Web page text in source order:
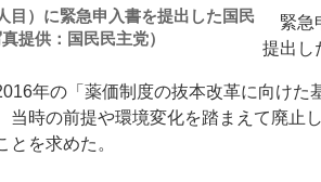
目）に緊急申入書を提出した国民
提供：国民民主党）
緊急
提出し
年の「薬価制度の抜本改革に向けた
当時の前提や環境変化を踏まえて廃止
とを求めた。